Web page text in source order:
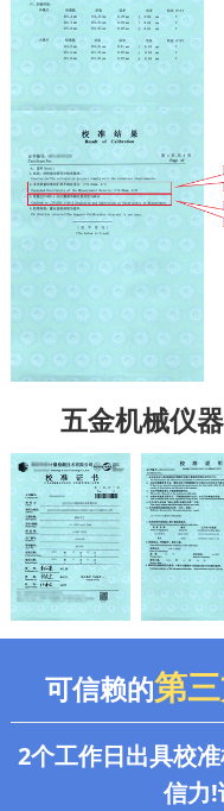
五金机械仪
可信赖的第
2个工作日出具校
信力